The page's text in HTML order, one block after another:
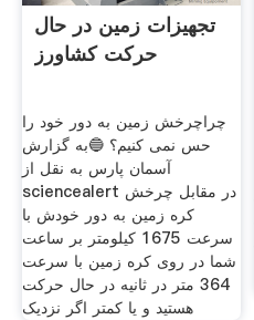
تجهیزات زمین در حال
حرکت کشاورز
چراچرخش زمین به دور خود را
حس نمی کنیم؟ 🔵به گزارش
آسمان پارس به نقل از
sciencealert در مقابل چرخش
کره زمین به دور خودش با
سرعت 1675 کیلومتر بر ساعت
شما در روی کره زمین با سرعت
364 متر در ثانیه در حال حرکت
هستید و یا کمتر اگر نزدیک